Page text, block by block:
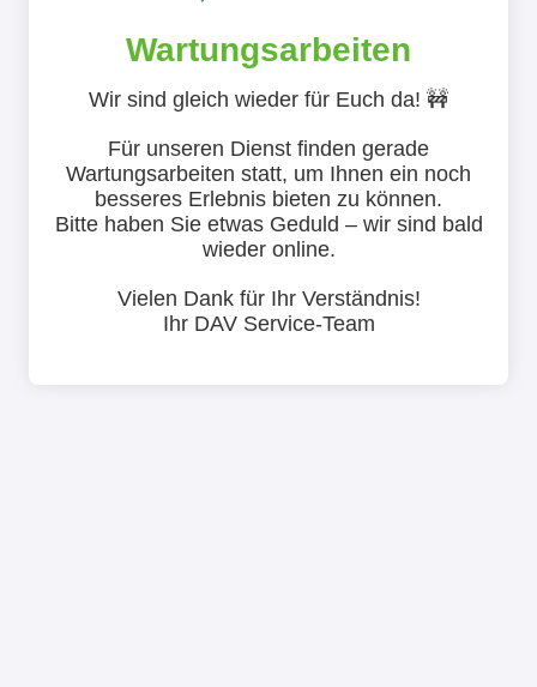
Wartungsarbeiten
Wir sind gleich wieder für Euch da! 🚧
Für unseren Dienst finden gerade
Wartungsarbeiten statt, um Ihnen ein noch
besseres Erlebnis bieten zu können.
Bitte haben Sie etwas Geduld – wir sind bald
wieder online.
Vielen Dank für Ihr Verständnis!
Ihr DAV Service-Team